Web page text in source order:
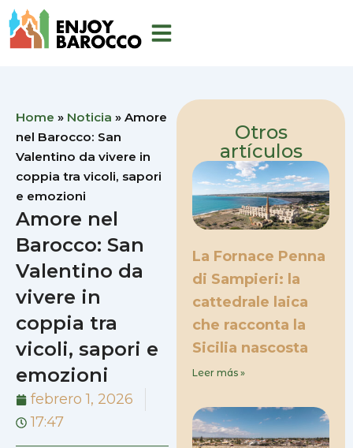
al
Home » Noticia » Amore
nel Barocco: San
Valentino da vivere in
coppia tra vicoli, sapori
e emozioni
Amore nel
Barocco: San
Valentino da
vivere in
coppia tra
vicoli, sapori e
emozioni
febrero 1, 2026
17:47
Otros
artículos
La Fornace Penna
di Sampieri: la
cattedrale laica
che racconta la
Sicilia nascosta
Leer más »